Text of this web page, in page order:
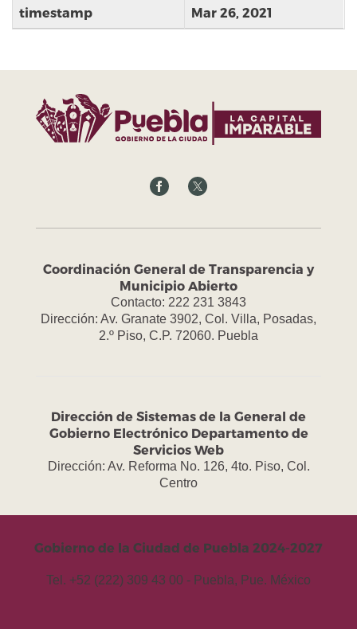
timestamp Mar 26, 2021
Coordinación General de Transparencia y
Municipio Abierto
Contacto: 222 231 3843
Dirección: Av. Granate 3902, Col. Villa, Posadas,
2.º Piso, C.P. 72060. Puebla
Dirección de Sistemas de la General de
Gobierno Electrónico Departamento de
Servicios Web
Dirección: Av. Reforma No. 126, 4to. Piso, Col.
Centro
Gobierno de la Ciudad de Puebla 2024-2027
Tel. +52 (222) 309 43 00 - Puebla, Pue. México